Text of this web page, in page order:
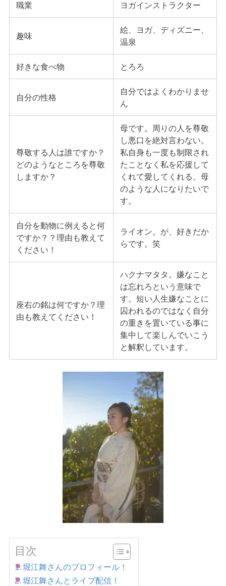
職業 ヨガインストラクター
趣味
絵、ヨガ、ディズニー、
温泉
好きな食べ物 とろろ
自分の性格
自分ではよくわかりませ
ん
尊敬する人は誰ですか？
どのようなところを尊敬
しますか？
母です。周りの人を尊敬
し悪口を絶対言わない。
私自身も一度も制限され
たことなく私を応援して
くれて愛してくれる。母
のような人になりたいで
す。
自分を動物に例えると何
ですか？？理由も教えて
ください！
ライオン。が、好きだか
らです。笑
座右の銘は何ですか？理
由も教えてください！
ハクナマタタ。嫌なこと
は忘れろという意味で
す。短い人生嫌なことに
囚われるのではなく自分
の重きを置いている事に
集中して楽しんでいこう
と解釈しています。
目次
堀江舞さんのプロフィール！
堀江舞さんとライブ配信！